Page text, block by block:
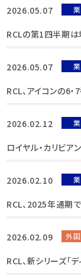
2026.05.07
RCLの第1四半期
2026.05.07
RCL、アイコンの6
2026.02.12
ロイヤル・カリビア
2026.02.10
RCL、2025年通期
2026.02.09 外
RCL、新シリーズ「